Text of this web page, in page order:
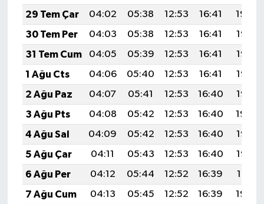
29 Tem Çar
04:02 05:38 12:53 16:41
19:59
30 Tem Per
04:03 05:38 12:53 16:41
19:58
31 Tem Cum
04:05 05:39 12:53 16:41
19:57
1 Ağu Cts
04:06 05:40 12:53 16:41
19:56
2 Ağu Paz
04:07 05:41 12:53 16:40
19:55
3 Ağu Pts
04:08 05:42 12:53 16:40
19:54
4 Ağu Sal
04:09 05:42 12:53 16:40
19:53
5 Ağu Çar
04:11 05:43 12:53 16:40
19:52
6 Ağu Per
04:12 05:44 12:52 16:39
19:51
7 Ağu Cum
04:13 05:45 12:52 16:39
19:50